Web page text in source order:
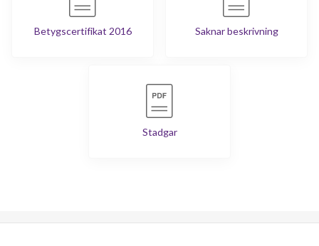
Betygscertifikat 2016 Saknar beskrivning
Stadgar